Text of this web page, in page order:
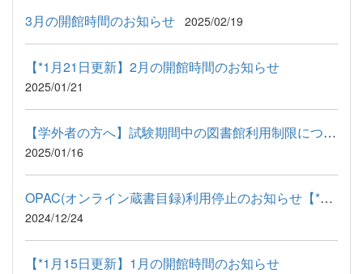
3月の開館時間のお知らせ 2025/02/19
【*1月21日更新】2月の開館時間のお知らせ
2025/01/21
【学外者の方へ】試験期間中の図書館利用制限について
2025/01/16
OPAC(オンライン蔵書目録)利用停止のお知らせ【*12月25日更新】
2024/12/24
【*1月15日更新】1月の開館時間のお知らせ